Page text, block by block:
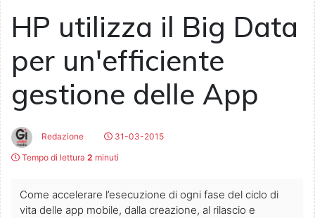
HP utilizza il Big Data
per un'efficiente
gestione delle App
Redazione
31-03-2015
Tempo di lettura 2 minuti
Come accelerare l’esecuzione di ogni fase del ciclo di
vita delle app mobile, dalla creazione, al rilascio e